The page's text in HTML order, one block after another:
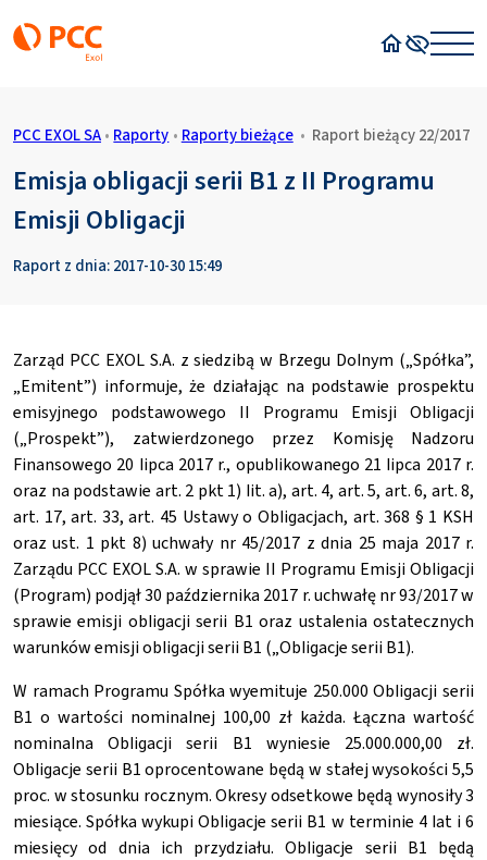
PCC EXOL SA • Raporty • Raporty bieżące • Raport bieżący 22/2017
Emisja obligacji serii B1 z II Programu
Emisji Obligacji
Raport z dnia: 2017-10-30 15:49
Zarząd PCC EXOL S.A. z siedzibą w Brzegu Dolnym („Spółka”,
„Emitent”) informuje, że działając na podstawie prospektu
emisyjnego podstawowego II Programu Emisji Obligacji
(„Prospekt”), zatwierdzonego przez Komisję Nadzoru
Finansowego 20 lipca 2017 r., opublikowanego 21 lipca 2017 r.
oraz na podstawie art. 2 pkt 1) lit. a), art. 4, art. 5, art. 6, art. 8,
art. 17, art. 33, art. 45 Ustawy o Obligacjach, art. 368 § 1 KSH
oraz ust. 1 pkt 8) uchwały nr 45/2017 z dnia 25 maja 2017 r.
Zarządu PCC EXOL S.A. w sprawie II Programu Emisji Obligacji
(Program) podjął 30 października 2017 r. uchwałę nr 93/2017 w
sprawie emisji obligacji serii B1 oraz ustalenia ostatecznych
warunków emisji obligacji serii B1 („Obligacje serii B1).
W ramach Programu Spółka wyemituje 250.000 Obligacji serii
B1 o wartości nominalnej 100,00 zł każda. Łączna wartość
nominalna Obligacji serii B1 wyniesie 25.000.000,00 zł.
Obligacje serii B1 oprocentowane będą w stałej wysokości 5,5
proc. w stosunku rocznym. Okresy odsetkowe będą wynosiły 3
miesiące. Spółka wykupi Obligacje serii B1 w terminie 4 lat i 6
miesięcy od dnia ich przydziału. Obligacje serii B1 będą